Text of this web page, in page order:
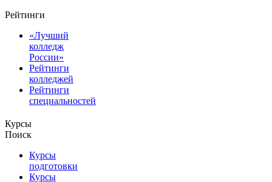
Рейтинги
«Лучший
колледж
России»
Рейтинги
колледжей
Рейтинги
специальностей
Курсы
Поиск
Курсы
подготовки
Курсы